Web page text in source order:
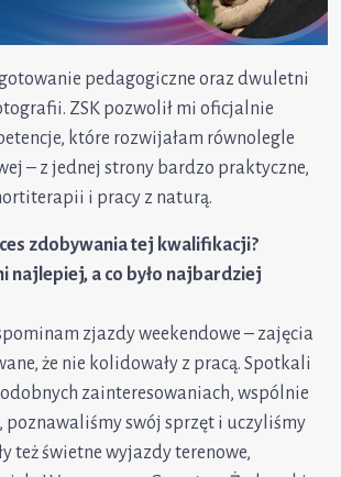
pedagogiczne oraz dwuletni
ZSK pozwolił mi oficjalnie
które rozwijałam równolegle
– z jednej strony bardzo praktyczne,
i pracy z naturą.
zdobywania tej kwalifikacji?
najlepiej, a co było najbardziej
zjazdy weekendowe – zajęcia
że nie kolidowały z pracą. Spotkali
zainteresowaniach, wspólnie
poznawaliśmy swój sprzęt i uczyliśmy
też świetne wyjazdy terenowe,